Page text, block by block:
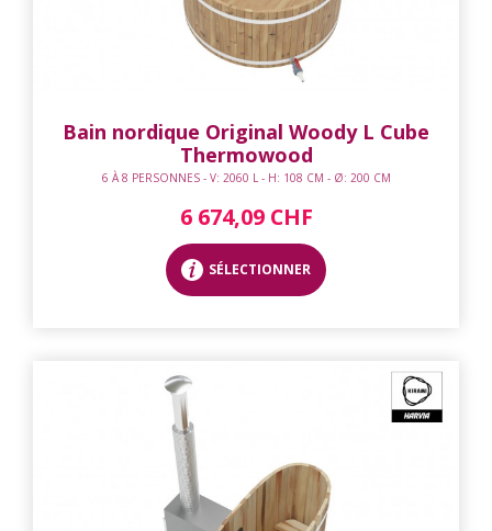
Bain nordique Original Woody L Cube
Thermowood
6 À 8 PERSONNES - V: 2060 L - H: 108 CM - Ø: 200 CM
6 674,09 CHF
SÉLECTIONNER